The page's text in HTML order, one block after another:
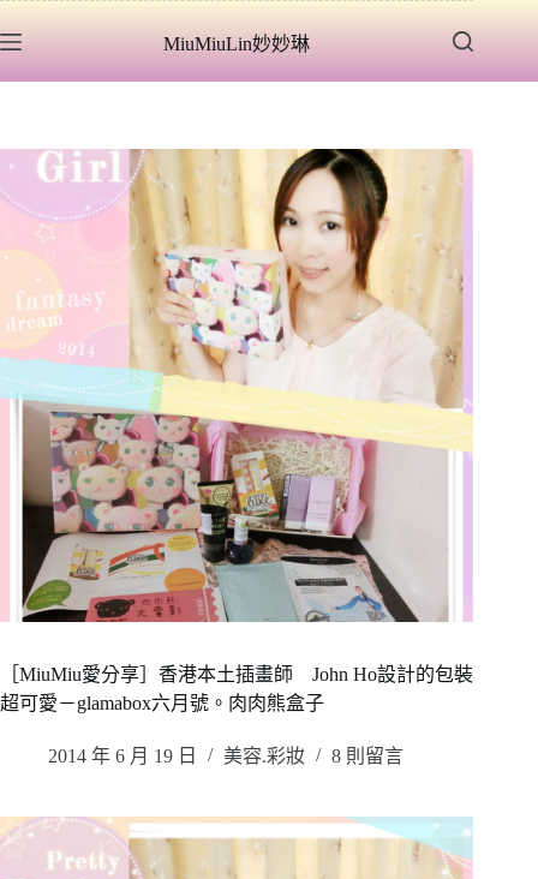
至
MiuMiuLin妙妙琳
［MiuMiu愛分享］香港本土插畫師 John Ho設計的包裝
超可愛－glamabox六月號。肉肉熊盒子
2014 年 6 月 19 日 美容.彩妝 8 則留言